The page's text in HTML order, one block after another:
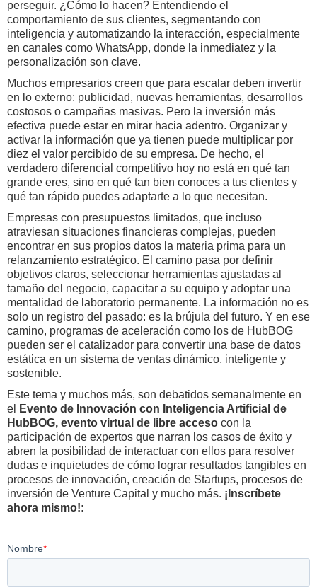
perseguir. ¿Cómo lo hacen? Entendiendo el
comportamiento de sus clientes, segmentando con
inteligencia y automatizando la interacción, especialmente
en canales como WhatsApp, donde la inmediatez y la
personalización son clave.
Muchos empresarios creen que para escalar deben invertir
en lo externo: publicidad, nuevas herramientas, desarrollos
costosos o campañas masivas. Pero la inversión más
efectiva puede estar en mirar hacia adentro. Organizar y
activar la información que ya tienen puede multiplicar por
diez el valor percibido de su empresa. De hecho, el
verdadero diferencial competitivo hoy no está en qué tan
grande eres, sino en qué tan bien conoces a tus clientes y
qué tan rápido puedes adaptarte a lo que necesitan.
Empresas con presupuestos limitados, que incluso
atraviesan situaciones financieras complejas, pueden
encontrar en sus propios datos la materia prima para un
relanzamiento estratégico. El camino pasa por definir
objetivos claros, seleccionar herramientas ajustadas al
tamaño del negocio, capacitar a su equipo y adoptar una
mentalidad de laboratorio permanente. La información no es
solo un registro del pasado: es la brújula del futuro. Y en ese
camino, programas de aceleración como los de HubBOG
pueden ser el catalizador para convertir una base de datos
estática en un sistema de ventas dinámico, inteligente y
sostenible.
Este tema y muchos más, son debatidos semanalmente en
el
Evento de Innovación con Inteligencia Artificial de
HubBOG, evento virtual de libre acceso con la
participación de expertos que narran los casos de éxito y
abren la posibilidad de interactuar con ellos para resolver
dudas e inquietudes de cómo lograr resultados tangibles en
procesos de innovación, creación de Startups, procesos de
inversión de Venture Capital y mucho más. ¡Inscríbete
ahora mismo!: